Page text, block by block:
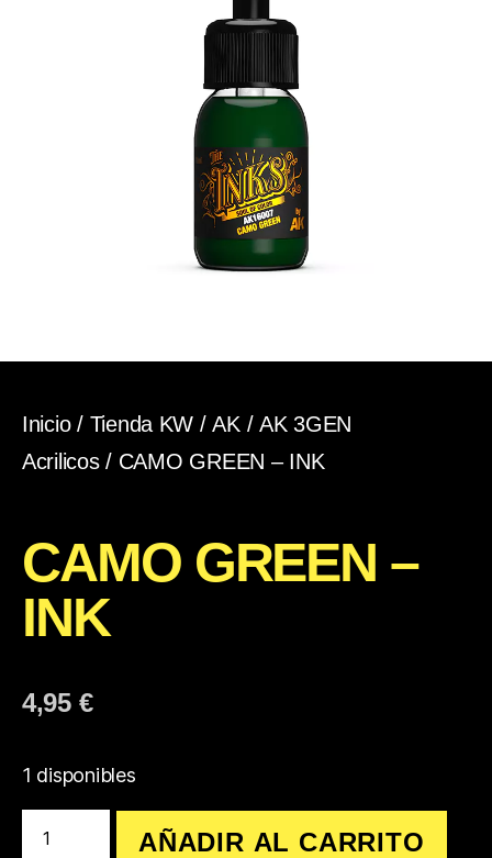
Inicio/ Tienda KW /AK /AK 3GEN
Acrilicos/ CAMO GREEN – INK
CAMO GREEN –
INK
4,95 €
1 disponibles
AÑADIR AL CARRITO